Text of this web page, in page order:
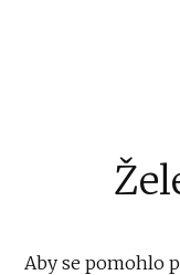
Aby se pomohlo